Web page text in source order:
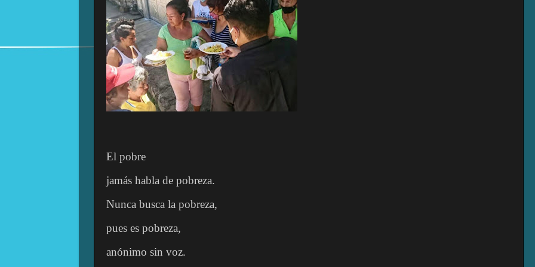
El pobre
jamás habla de pobreza.
Nunca busca la pobreza,
pues es pobreza,
anónimo sin voz.